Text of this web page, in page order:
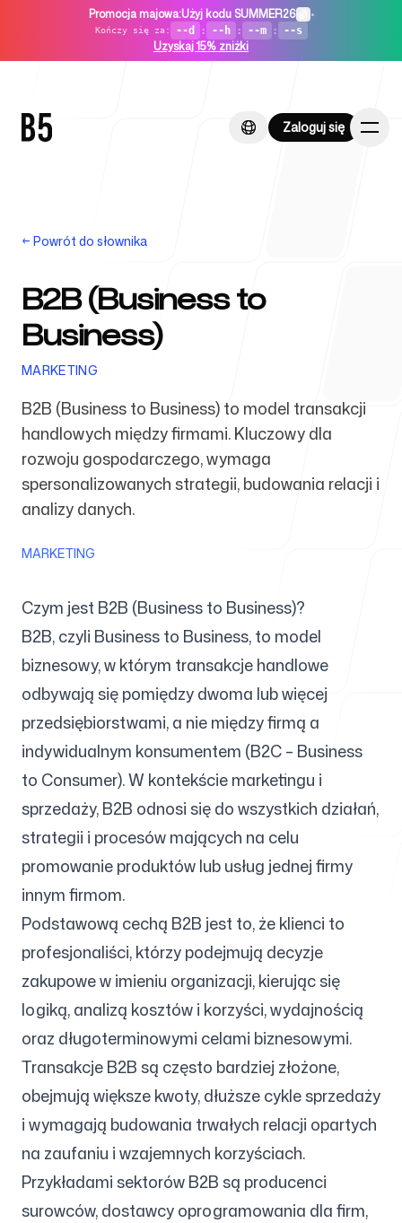
Promocja majowa:Użyj kodu SUMMER26 •
Kończy się za: --d : --h : --m : --s
Uzyskaj 15% zniżki
Zaloguj się
Zaloguj się
Strona główna
Dla startupów
Dla agencji
Blog
Cennik
Centrum pomocy
Darmowe narzędzia
FAQ
Kontakt
Zaloguj się Zarejestruj się
← Powrót do słownika
B2B (Business to
Business)
MARKETING
B2B (Business to Business) to model transakcji
handlowych między firmami. Kluczowy dla
rozwoju gospodarczego, wymaga
spersonalizowanych strategii, budowania relacji i
analizy danych.
MARKETING
Czym jest B2B (Business to Business)?
B2B, czyli Business to Business, to model
biznesowy, w którym transakcje handlowe
odbywają się pomiędzy dwoma lub więcej
przedsiębiorstwami, a nie między firmą a
indywidualnym konsumentem (B2C – Business
to Consumer). W kontekście marketingu i
sprzedaży, B2B odnosi się do wszystkich działań,
strategii i procesów mających na celu
promowanie produktów lub usług jednej firmy
innym firmom.
Podstawową cechą B2B jest to, że klienci to
profesjonaliści, którzy podejmują decyzje
zakupowe w imieniu organizacji, kierując się
logiką, analizą kosztów i korzyści, wydajnością
oraz długoterminowymi celami biznesowymi.
Transakcje B2B są często bardziej złożone,
obejmują większe kwoty, dłuższe cykle sprzedaży
i wymagają budowania trwałych relacji opartych
na zaufaniu i wzajemnych korzyściach.
Przykładami sektorów B2B są producenci
surowców, dostawcy oprogramowania dla firm,